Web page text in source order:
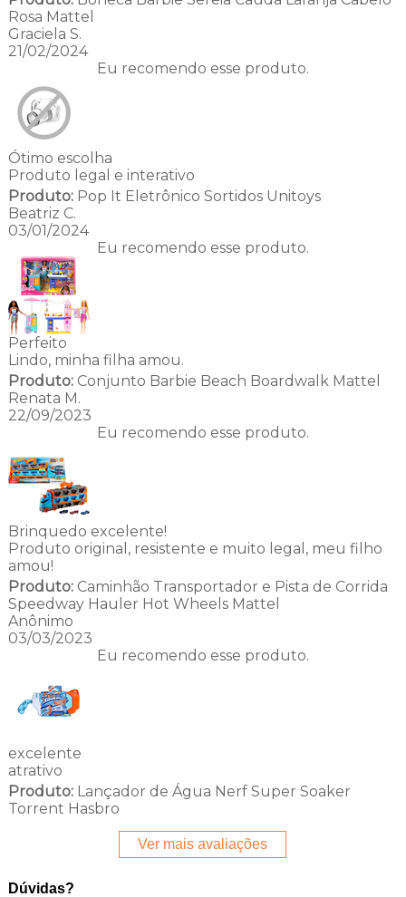
Rosa Mattel
Graciela S.
21/02/2024
Eu recomendo esse produto.
Ótimo escolha
Produto legal e interativo
Produto:Pop It Eletrônico Sortidos Unitoys
Beatriz C.
03/01/2024
Eu recomendo esse produto.
Perfeito
Lindo, minha filha amou.
Produto:Conjunto Barbie Beach Boardwalk Mattel
Renata M.
22/09/2023
Eu recomendo esse produto.
Brinquedo excelente!
Produto original, resistente e muito legal, meu filho
amou!
Produto:Caminhão Transportador e Pista de Corrida
Speedway Hauler Hot Wheels Mattel
Anônimo
03/03/2023
Eu recomendo esse produto.
excelente
atrativo
Produto:Lançador de Água Nerf Super Soaker
Torrent Hasbro
Ver mais avaliações
Dúvidas?